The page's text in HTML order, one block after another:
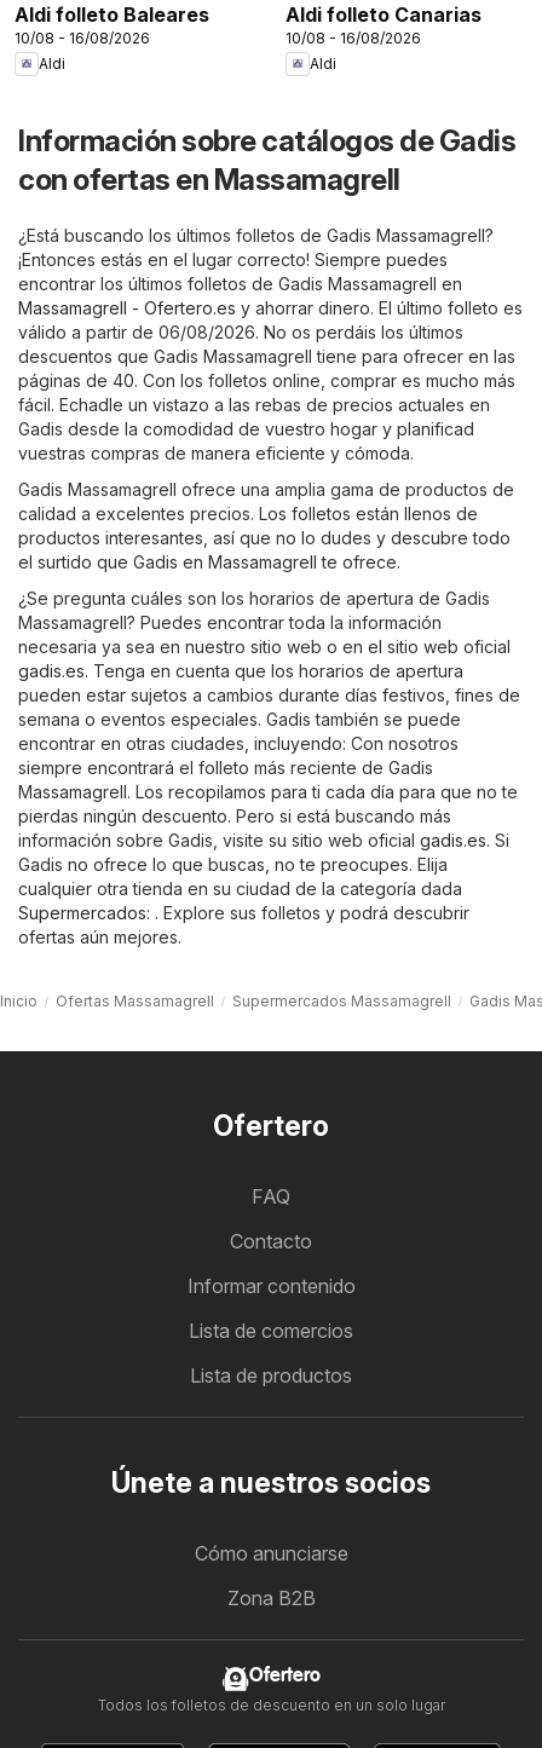
Aldi folleto Baleares
10/08 - 16/08/2026
Aldi
Aldi folleto Canarias
10/08 - 16/08/2026
Aldi
Información sobre catálogos de Gadis
con ofertas en Massamagrell
¿Está buscando los últimos folletos de Gadis Massamagrell?
¡Entonces estás en el lugar correcto! Siempre puedes
encontrar los últimos folletos de Gadis Massamagrell en
Massamagrell - Ofertero.es y ahorrar dinero. El último folleto es
válido a partir de 06/08/2026. No os perdáis los últimos
descuentos que Gadis Massamagrell tiene para ofrecer en las
páginas de 40. Con los folletos online, comprar es mucho más
fácil. Echadle un vistazo a las rebas de precios actuales en
Gadis desde la comodidad de vuestro hogar y planificad
vuestras compras de manera eficiente y cómoda.
Gadis Massamagrell ofrece una amplia gama de productos de
calidad a excelentes precios. Los folletos están llenos de
productos interesantes, así que no lo dudes y descubre todo
el surtido que Gadis en Massamagrell te ofrece.
¿Se pregunta cuáles son los horarios de apertura de Gadis
Massamagrell? Puedes encontrar toda la información
necesaria ya sea en nuestro sitio web o en el sitio web oficial
gadis.es. Tenga en cuenta que los horarios de apertura
pueden estar sujetos a cambios durante días festivos, fines de
semana o eventos especiales. Gadis también se puede
encontrar en otras ciudades, incluyendo: Con nosotros
siempre encontrará el folleto más reciente de Gadis
Massamagrell. Los recopilamos para ti cada día para que no te
pierdas ningún descuento. Pero si está buscando más
información sobre Gadis, visite su sitio web oficial gadis.es. Si
Gadis no ofrece lo que buscas, no te preocupes. Elija
cualquier otra tienda en su ciudad de la categoría dada
Supermercados: . Explore sus folletos y podrá descubrir
ofertas aún mejores.
Inicio Ofertas Massamagrell Supermercados Massamagrell Gadis
Ofertero
FAQ
Contacto
Informar contenido
Lista de comercios
Lista de productos
Únete a nuestros socios
Cómo anunciarse
Zona B2B
Ofertero
Todos los folletos de descuento en un solo lugar